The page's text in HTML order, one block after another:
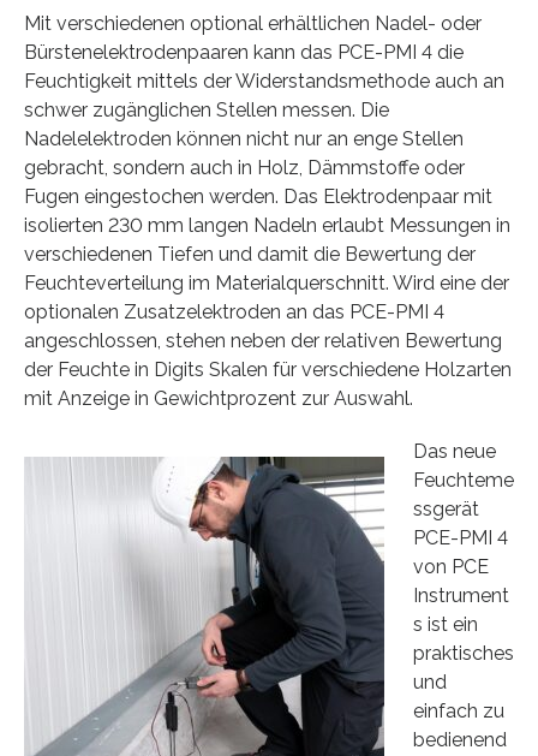
Mit verschiedenen optional erhältlichen Nadel- oder
Bürstenelektrodenpaaren kann das PCE-PMI 4 die
Feuchtigkeit mittels der Widerstandsmethode auch an
schwer zugänglichen Stellen messen. Die
Nadelelektroden können nicht nur an enge Stellen
gebracht, sondern auch in Holz, Dämmstoffe oder
Fugen eingestochen werden. Das Elektrodenpaar mit
isolierten 230 mm langen Nadeln erlaubt Messungen in
verschiedenen Tiefen und damit die Bewertung der
Feuchteverteilung im Materialquerschnitt. Wird eine der
optionalen Zusatzelektroden an das PCE-PMI 4
angeschlossen, stehen neben der relativen Bewertung
der Feuchte in Digits Skalen für verschiedene Holzarten
mit Anzeige in Gewichtprozent zur Auswahl.
Das neue
Feuchteme
ssgerät
PCE-PMI 4
von PCE
Instrument
s ist ein
praktisches
und
einfach zu
bedienend